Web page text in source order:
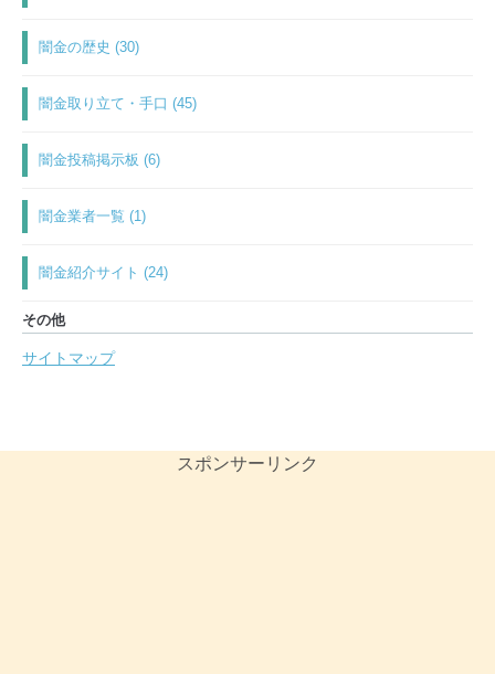
闇金の歴史 (30)
闇金取り立て・手口 (45)
闇金投稿掲示板 (6)
闇金業者一覧 (1)
闇金紹介サイト (24)
その他
サイトマップ
スポンサーリンク